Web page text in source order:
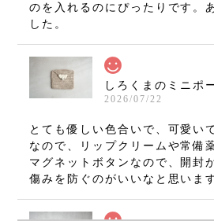
のを入れるのにぴったりです。
した。
2026/07/22
とても優しい色合いで、可愛い
なので、リップクリームや常備
マグネットボタンなので、開封
傷みを防ぐのがいいなと思いま